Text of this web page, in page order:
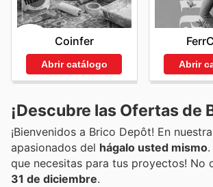
Coinfer
Abrir catálogo Abrir
¡Descubre las Ofertas de
¡Bienvenidos a Brico Depôt! En
apasionados del hágalo usted mismo
que necesitas para tus proyectos! No
31 de diciembre.